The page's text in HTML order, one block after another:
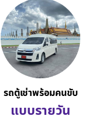
รถตู้เช่าพร้อมคนขับ
แบบรายวัน